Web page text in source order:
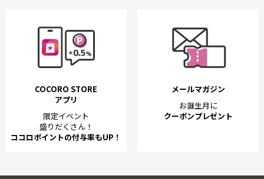
COCORO STORE
アプリ
限定イベント
盛りだくさん！
ココロポイントの付与率もUP！
メールマガジン
お誕生月に
クーポンプレゼント